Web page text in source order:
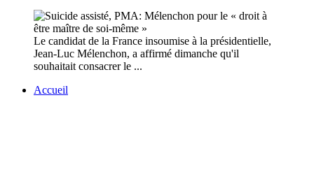
Le candidat de la France insoumise à la présidentielle,
Jean-Luc Mélenchon, a affirmé dimanche qu'il
souhaitait consacrer le ...
Accueil